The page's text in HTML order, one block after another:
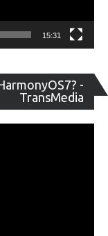
15:31
-
TransMedia
de